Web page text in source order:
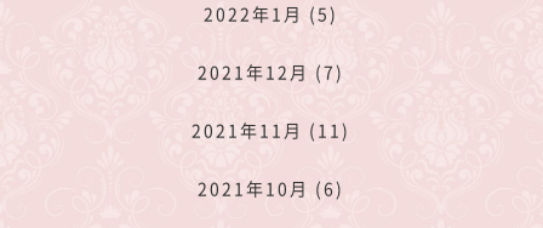
2022年1月 (5)
2021年12月 (7)
2021年11月 (11)
2021年10月 (6)